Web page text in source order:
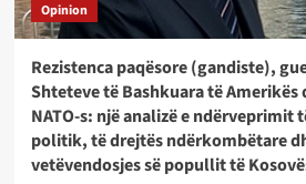
Opinion
Rezistenca paqësore (gandiste),
Shteteve të Bashkuara të Amerikës
NATO-s: një analizë e
politik, të drejtës ndërkombëtare
vetëvendosjes së popullit të